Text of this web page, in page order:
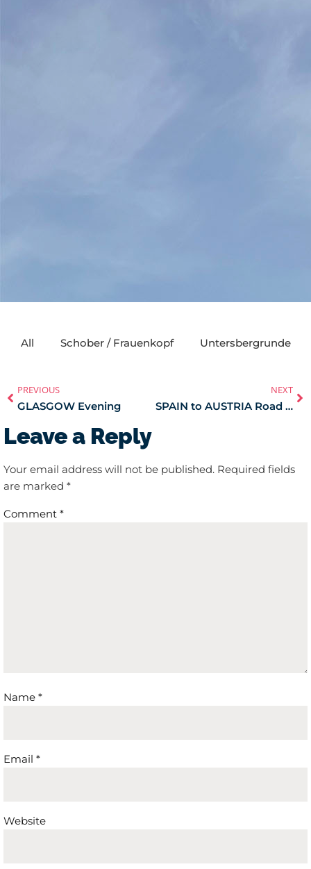
All Schober / Frauenkopf Untersbergrunde
PREVIOUS
GLASGOW Evening
NEXT
SPAIN to AUSTRIA Road Trip
Leave a Reply
Your email address will not be published. Required fields
are marked *
Comment *
Name *
Email *
Website